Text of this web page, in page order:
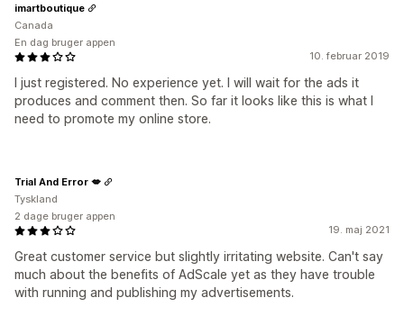
10. februar 2019
I just registered. No experience yet. I will wait for the ads it
produces and comment then. So far it looks like this is what I
need to promote my online store.
imartboutique
Canada
En dag bruger appen
19. maj 2021
Great customer service but slightly irritating website. Can't say
much about the benefits of AdScale yet as they have trouble
with running and publishing my advertisements.
Trial And Error 💋
Tyskland
2 dage bruger appen